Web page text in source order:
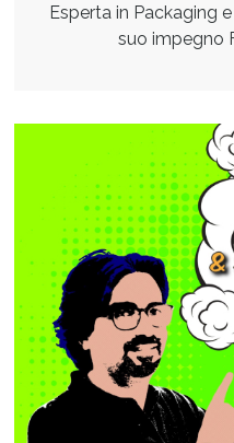
Esperta in Packaging
suo impegno